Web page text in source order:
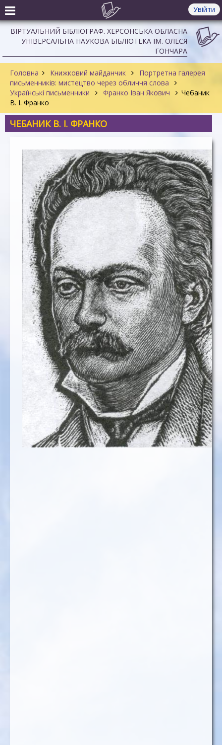
Увійти
ВІРТУАЛЬНИЙ БІБЛІОГРАФ. ХЕРСОНСЬКА ОБЛАСНА
УНІВЕРСАЛЬНА НАУКОВА БІБЛІОТЕКА ІМ. ОЛЕСЯ
ГОНЧАРА
Головна Книжковий майданчик
Портретна галерея
письменників: мистецтво через обличчя слова
Українські письменники
Франко Іван Якович
Чебаник
В. І. Франко
ЧЕБАНИК В. І. ФРАНКО